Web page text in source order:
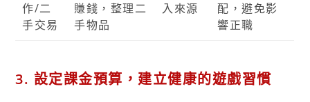
作/二
手交易
賺錢，整理二
手物品
入來源
配，避免影
響正職
3. 設定課金預算，建立健康的遊戲習慣